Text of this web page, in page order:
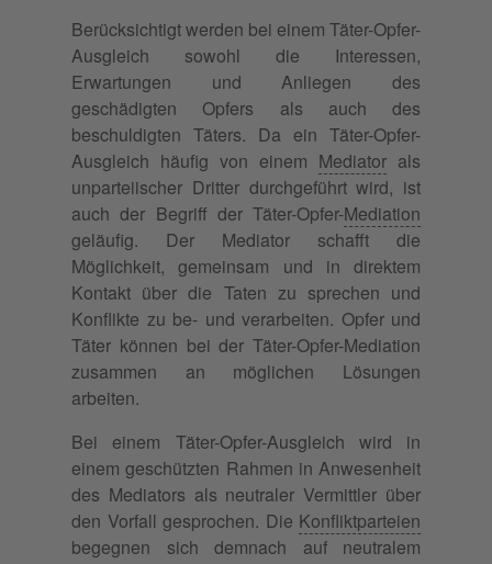
Berücksichtigt werden bei einem Täter-Opfer-
Ausgleich sowohl die Interessen,
Erwartungen und Anliegen des
geschädigten Opfers als auch des
beschuldigten Täters. Da ein Täter-Opfer-
Ausgleich häufig von einem Mediator als
unparteiischer Dritter durchgeführt wird, ist
auch der Begriff der Täter-Opfer-Mediation
geläufig. Der Mediator schafft die
Möglichkeit, gemeinsam und in direktem
Kontakt über die Taten zu sprechen und
Konflikte zu be- und verarbeiten. Opfer und
Täter können bei der Täter-Opfer-Mediation
zusammen an möglichen Lösungen
arbeiten.
Bei einem Täter-Opfer-Ausgleich wird in
einem geschützten Rahmen in Anwesenheit
des Mediators als neutraler Vermittler über
den Vorfall gesprochen. Die Konfliktparteien
begegnen sich demnach auf neutralem